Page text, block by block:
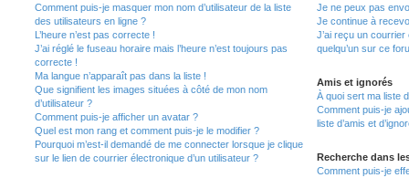
Comment puis-je masquer mon nom d’utilisateur de la liste
des utilisateurs en ligne ?
L’heure n’est pas correcte !
J’ai réglé le fuseau horaire mais l’heure n’est toujours pas
correcte !
Ma langue n’apparaît pas dans la liste !
Que signifient les images situées à côté de mon nom
d’utilisateur ?
Comment puis-je afficher un avatar ?
Quel est mon rang et comment puis-je le modifier ?
Pourquoi m’est-il demandé de me connecter lorsque je clique
sur le lien de courrier électronique d’un utilisateur ?
Je ne peux pas
Je continue à
J’ai reçu un
quelqu’un sur ce
Amis et ignorés
À quoi sert ma liste
Comment puis-je
liste d’amis et
Recherche dans
Comment puis-je